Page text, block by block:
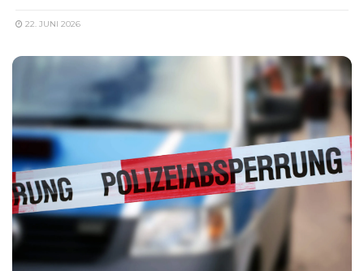
22. JUNI 2026